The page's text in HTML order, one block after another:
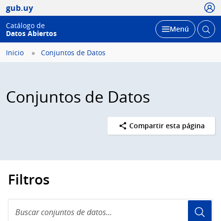
gub.uy
Catálogo de
Datos Abiertos
Desplegar
Menú Abrir
Inicio Conjuntos de Datos
Conjuntos de Datos
Compartir esta página
Filtros
conjuntos